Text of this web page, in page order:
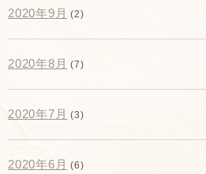
2020年9月 (2)
2020年8月 (7)
2020年7月 (3)
2020年6月 (6)